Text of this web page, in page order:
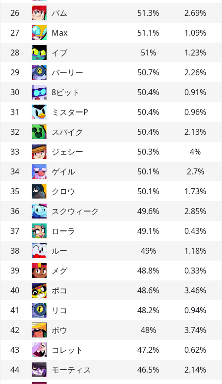
26
パム 51.3% 2.69%
27
Max 51.1% 1.09%
28
イブ 51% 1.23%
29
バーリー 50.7% 2.26%
30
8ビット 50.4% 0.91%
31
ミスターP 50.4% 0.96%
32
スパイク 50.4% 2.13%
33
ジェシー 50.3% 4%
34
ゲイル 50.1% 2.7%
35
クロウ 50.1% 1.73%
36
スクウィーク 49.6% 2.85%
37
ローラ 49.1% 0.43%
38
ルー 49% 1.18%
39
メグ 48.8% 0.33%
40
ポコ 48.6% 3.46%
41
リコ 48.2% 0.94%
42
ボウ 48% 3.74%
43
コレット 47.2% 0.62%
44
モーティス 46.5% 2.14%